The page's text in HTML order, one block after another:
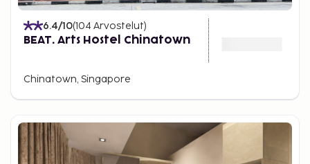
6.4/10(104 Arvostelut)
BEAT. Arts Hostel Chinatown
Chinatown, Singapore